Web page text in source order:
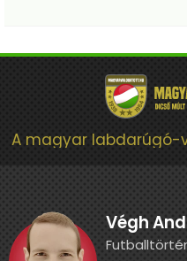
A magyar
Végh